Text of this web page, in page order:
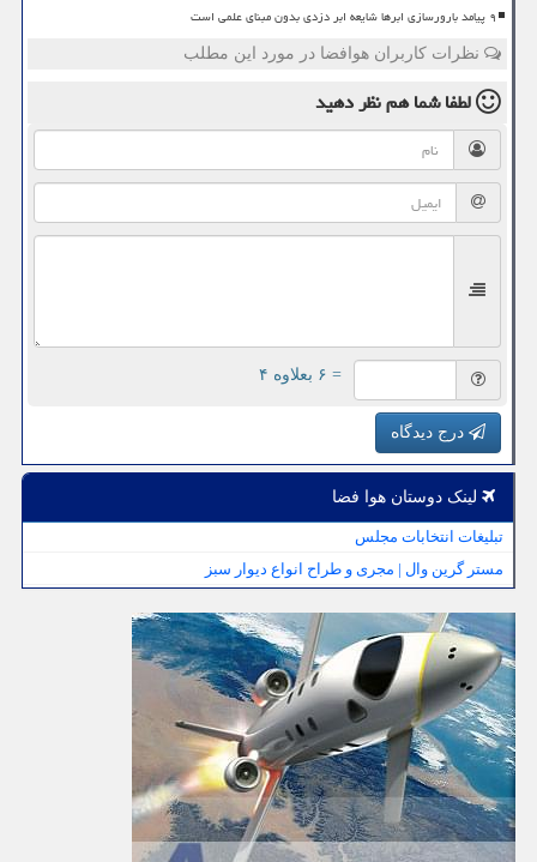
۹ پیامد بارورسازی ابرها شایعه ابر دزدی بدون مبنای علمی است
نظرات کاربران هوافضا در مورد این مطلب
لطفا شما همنظر دهید
= ۶ بعلاوه ۴
درج دیدگاه
لینک دوستان هوا فضا
تبلیغات انتخابات مجلس
مستر گرین وال | مجری و طراح انواع دیوار سبز